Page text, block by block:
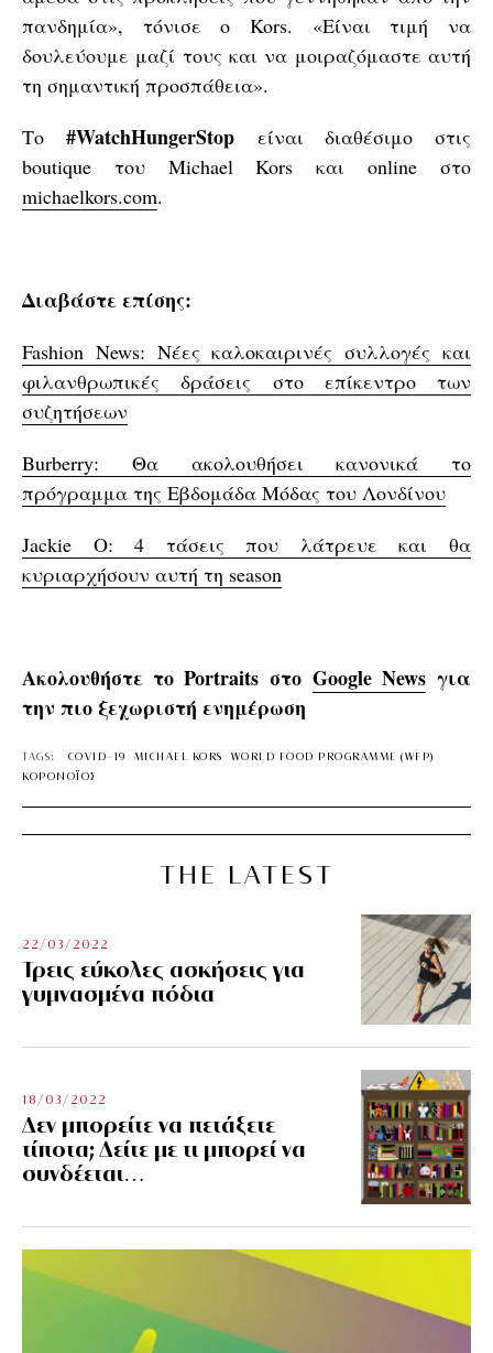
πανδημία», τόνισε ο Kors. «Είναι τιμή να
δουλεύουμε μαζί τους και να μοιραζόμαστε αυτή
τη σημαντική προσπάθεια».
Το #WatchHungerStopείναι διαθέσιμο στις
boutique του Michael Kors και online στο
michaelkors.com.
Διαβάστε επίσης:
Fashion News: Νέες καλοκαιρινές συλλογές και
φιλανθρωπικές δράσεις στο επίκεντρο των
συζητήσεων
Burberry: Θα ακολουθήσει κανονικά το
πρόγραμμα της Εβδομάδα Μόδας του Λονδίνου
Jackie O: 4 τάσεις που λάτρευε και θα
κυριαρχήσουν αυτή τη season
Ακολουθήστε το Portraits στο Google Newsγια
την πιο ξεχωριστή ενημέρωση
TAGS: COVID-19 MICHAEL KORS
WORLD FOOD PROGRAMME (WFP)
ΚΟΡΟΝΟΪΟΣ
THE LATEST
22/03/2022
Τρεις εύκολες ασκήσεις για
γυμνασμένα πόδια
18/03/2022
Δεν μπορείτε να πετάξετε
τίποτα; Δείτε με τι μπορεί να
συνδέεται…